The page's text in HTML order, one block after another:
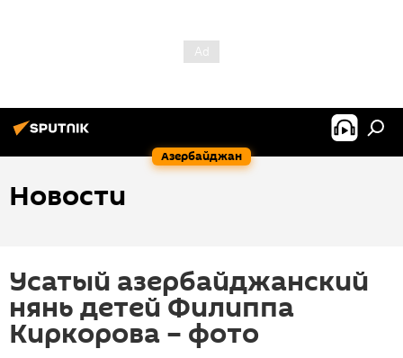
Азербайджан
Новости
Усатый азербайджанский
нянь детей Филиппа
Киркорова – фото